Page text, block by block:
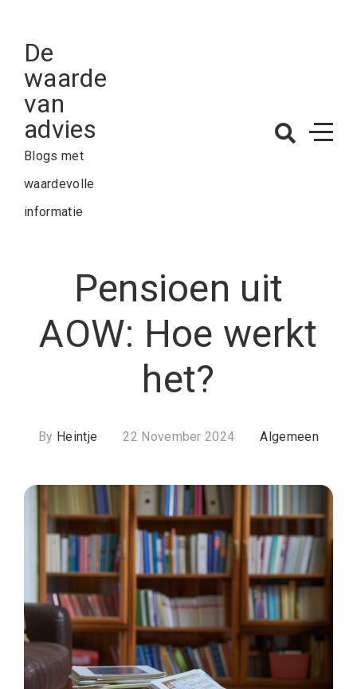
content
De
waarde
van
advies
Blogs met
waardevolle
informatie
Pensioen uit
AOW: Hoe werkt
het?
By Heintje 22 November 2024 Algemeen